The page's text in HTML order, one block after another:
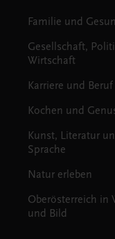
Familie und
Gesellschaft,
Wirtschaft
Karriere und Beruf
Kochen und
Kunst, Literatur
Sprache
Natur erleben
Oberösterreich in
und Bild